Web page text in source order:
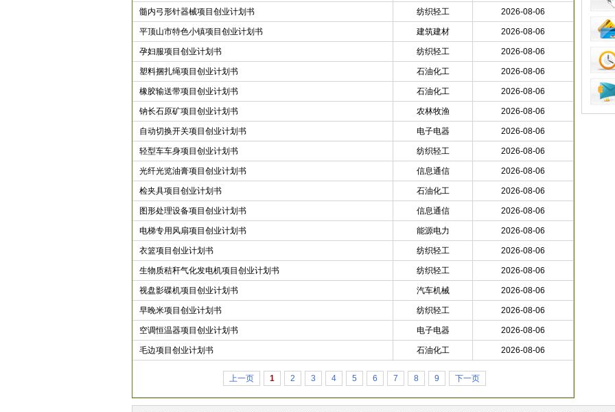
髓内弓形针器械项目创业计划书 纺织轻工 2026-08-06
平顶山市特色小镇项目创业计划书 建筑建材 2026-08-06
孕妇服项目创业计划书 纺织轻工 2026-08-06
塑料捆扎绳项目创业计划书 石油化工 2026-08-06
橡胶输送带项目创业计划书 石油化工 2026-08-06
钠长石原矿项目创业计划书 农林牧渔 2026-08-06
自动切换开关项目创业计划书 电子电器 2026-08-06
轻型车车身项目创业计划书 纺织轻工 2026-08-06
光纤光览油膏项目创业计划书 信息通信 2026-08-06
检夹具项目创业计划书 石油化工 2026-08-06
图形处理设备项目创业计划书 信息通信 2026-08-06
电梯专用风扇项目创业计划书 能源电力 2026-08-06
衣篮项目创业计划书 纺织轻工 2026-08-06
生物质秸秆气化发电机项目创业计划书 纺织轻工 2026-08-06
视盘影碟机项目创业计划书 汽车机械 2026-08-06
早晚米项目创业计划书 纺织轻工 2026-08-06
空调恒温器项目创业计划书 电子电器 2026-08-06
毛边项目创业计划书 石油化工 2026-08-06
上一页 1 2 3 4 5 6 7 8 9 下一页